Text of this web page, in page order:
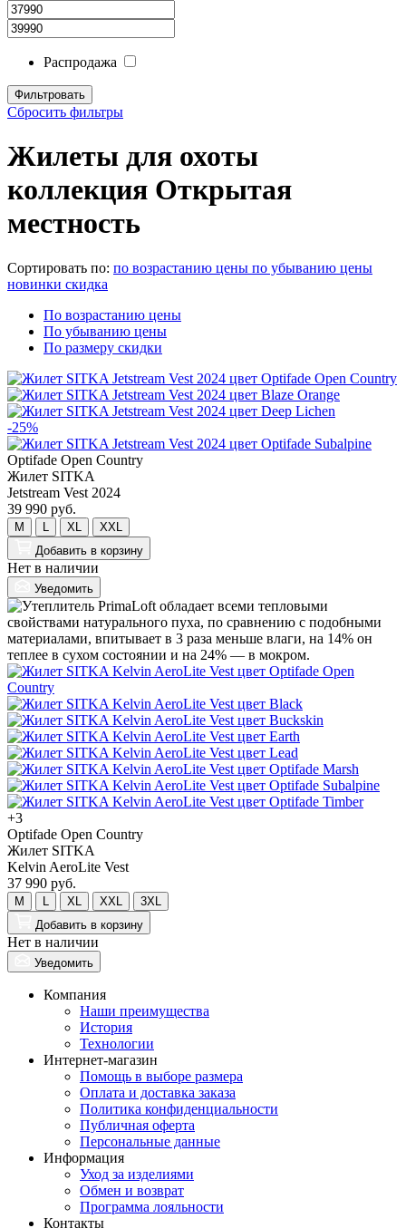
Распродажа
Сбросить фильтры
Жилеты для охоты
коллекция Открытая
местность
Сортировать по: по возрастанию цены по убыванию цены
новинки скидка
По возрастанию цены
По убыванию цены
По размеру скидки
-25%
Optifade Open Country
Жилет SITKA
Jetstream Vest 2024
39 990 руб.
M XL
XXL
Добавить в корзину
Нет в наличии
Уведомить
+3
Optifade Open Country
Жилет SITKA
Kelvin AeroLite Vest
37 990 руб.
M XL XXL
3XL
Добавить в корзину
Нет в наличии
Уведомить
Компания
Наши преимущества
История
Технологии
Интернет-магазин
Помощь в выборе размера
Оплата и доставка заказа
Политика конфиденциальности
Публичная оферта
Персональные данные
Информация
Уход за изделиями
Обмен и возврат
Программа лояльности
Контакты